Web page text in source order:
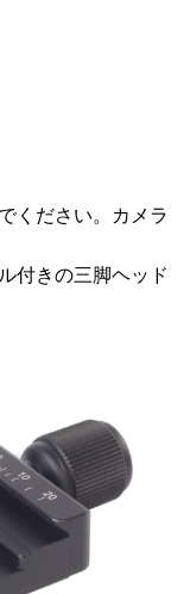
ください。カメラ
付きの三脚ヘッド